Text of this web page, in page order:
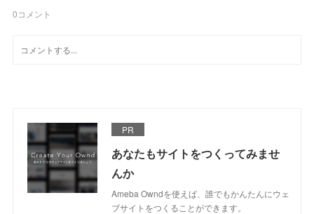
0コメント
PR
あなたもサイトをつくってみませ
んか
Ameba Owndを使えば、誰でもかんたんにウェ
ブサイトをつくることができます。